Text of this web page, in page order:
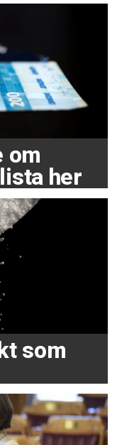
om
her
som